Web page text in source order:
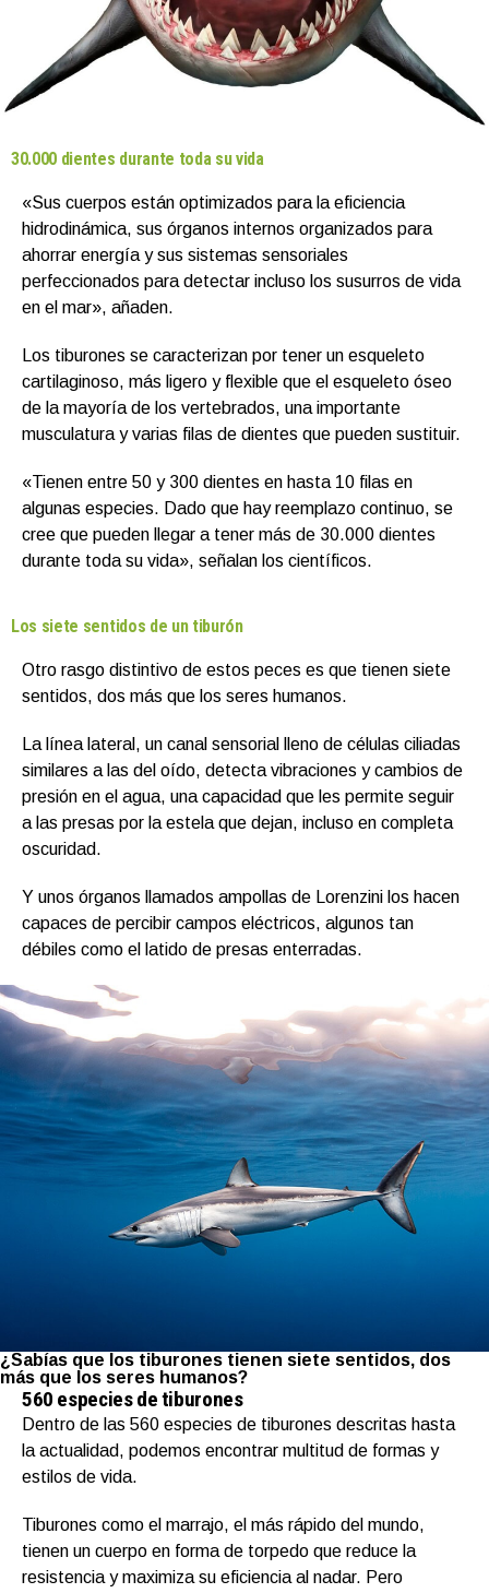
30.000 dientes durante toda su vida
«Sus cuerpos están optimizados para la eficiencia
hidrodinámica, sus órganos internos organizados para
ahorrar energía y sus sistemas sensoriales
perfeccionados para detectar incluso los susurros de vida
en el mar», añaden.
Los tiburones se caracterizan por tener un esqueleto
cartilaginoso, más ligero y flexible que el esqueleto óseo
de la mayoría de los vertebrados, una importante
musculatura y varias filas de dientes que pueden sustituir.
«Tienen entre 50 y 300 dientes en hasta 10 filas en
algunas especies. Dado que hay reemplazo continuo, se
cree que pueden llegar a tener más de 30.000 dientes
durante toda su vida», señalan los científicos.
Los siete sentidos de un tiburón
Otro rasgo distintivo de estos peces es que tienen siete
sentidos, dos más que los seres humanos.
La línea lateral, un canal sensorial lleno de células ciliadas
similares a las del oído, detecta vibraciones y cambios de
presión en el agua, una capacidad que les permite seguir
a las presas por la estela que dejan, incluso en completa
oscuridad.
Y unos órganos llamados ampollas de Lorenzini los hacen
capaces de percibir campos eléctricos, algunos tan
débiles como el latido de presas enterradas.
¿Sabías que los tiburones tienen siete sentidos, dos
más que los seres humanos?
560 especies de tiburones
Dentro de las 560 especies de tiburones descritas hasta
la actualidad, podemos encontrar multitud de formas y
estilos de vida.
Tiburones como el marrajo, el más rápido del mundo,
tienen un cuerpo en forma de torpedo que reduce la
resistencia y maximiza su eficiencia al nadar. Pero